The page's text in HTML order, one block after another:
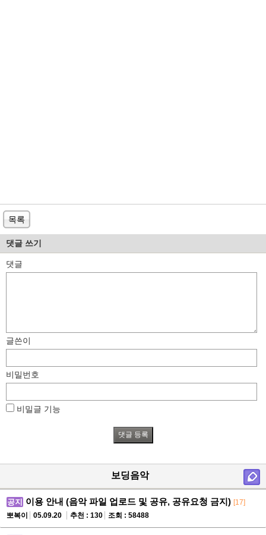
목록
댓글 쓰기
댓글
글쓴이
비밀번호
비밀글 기능
보딩음악
공지 이용 안내 (음악 파일 업로드 및 공유, 공유요청 금지) [17]
뽀복이
05.09.20 추천 : 130 조회 : 58488